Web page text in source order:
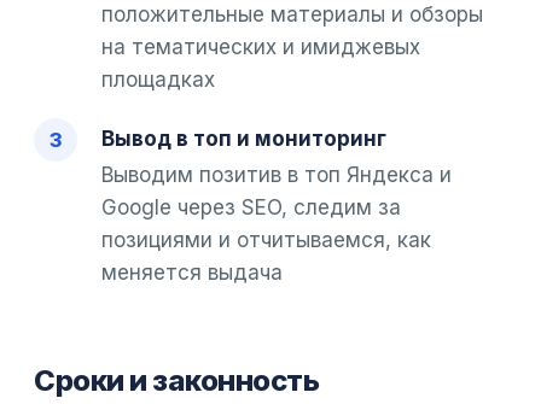
положительные материалы и обзоры
на тематических и имиджевых
площадках
Вывод в топ и мониторинг
Выводим позитив в топ Яндекса и
Google через SEO, следим за
позициями и отчитываемся, как
меняется выдача
Сроки и законность